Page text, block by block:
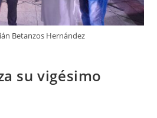
Betanzos Hernández
su vigésimo